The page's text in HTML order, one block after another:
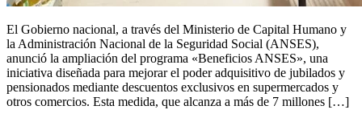
El Gobierno nacional, a través del Ministerio de Capital Humano y
la Administración Nacional de la Seguridad Social (ANSES),
anunció la ampliación del programa «Beneficios ANSES», una
iniciativa diseñada para mejorar el poder adquisitivo de jubilados y
pensionados mediante descuentos exclusivos en supermercados y
otros comercios. Esta medida, que alcanza a más de 7 millones […]